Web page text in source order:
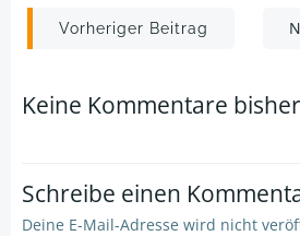
Post
navigation
Vorheriger Beitrag
Keine Kommentare bisher
Schreibe einen
Deine E-Mail-Adresse wird nicht